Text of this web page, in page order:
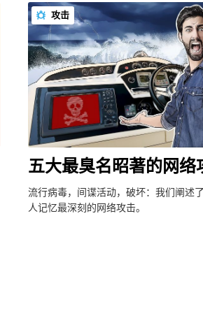
攻击
五大最臭名昭著的网络
流行病毒，间谍活动，破坏：我们阐述
人记忆最深刻的网络攻击。